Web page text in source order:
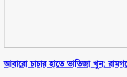
আবারো চাচার হাতে ভাতিজা খুন: